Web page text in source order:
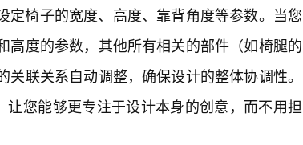
定椅子的宽度、高度、靠背角度等参数。当您
高度的参数，其他所有相关的部件（如椅腿的
联关系自动调整，确保设计的整体协调性。
让您能够更专注于设计本身的创意，而不用担